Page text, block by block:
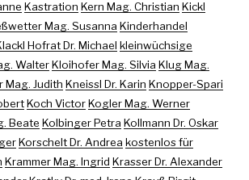
Kastration Kern Mag. Christian Kickl
Mag. Susanna Kinderhandel
Hofrat Dr. Michael kleinwüchsige
WalterKloihofer Mag. Silvia Klug Mag.
Mag. Judith Kneissl Dr. Karin Knopper-Spari
Koch VictorKogler Mag. Werner
Beate Kolbinger Petra Kollmann Dr. Oskar
Korschelt Dr. Andrea kostenlos für
Krammer Mag. Ingrid Krasser Dr. Alexander